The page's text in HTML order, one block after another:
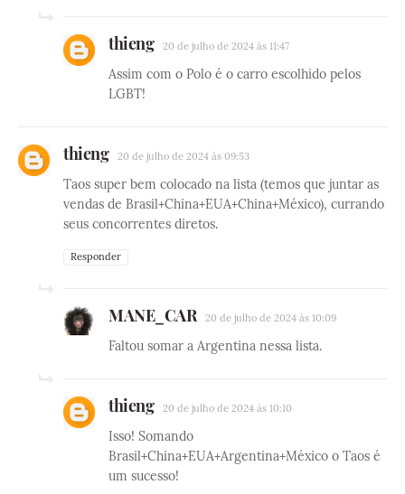
thieng 20 de julho de 2024 às 11:47
Assim com o Polo é o carro escolhido pelos
LGBT!
thieng 20 de julho de 2024 às 09:53
Taos super bem colocado na lista (temos que juntar as
vendas de Brasil+China+EUA+China+México), currando
seus concorrentes diretos.
Responder
MANE_CAR 20 de julho de 2024 às 10:09
Faltou somar a Argentina nessa lista.
thieng 20 de julho de 2024 às 10:10
Isso! Somando
Brasil+China+EUA+Argentina+México o Taos é
um sucesso!